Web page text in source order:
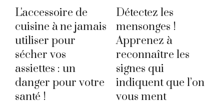
L'accessoire de
cuisine à ne jamais
utiliser pour
sécher vos
assiettes : un
danger pour votre
santé !
Détectez les
mensonges !
Apprenez à
reconnaître les
signes qui
indiquent que l’on
vous ment